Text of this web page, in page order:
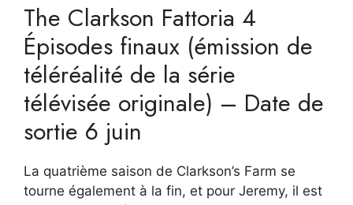
The Clarkson Fattoria 4
Épisodes finaux (émission de
téléréalité de la série
télévisée originale) – Date de
sortie 6 juin
La quatrième saison de Clarkson’s Farm se
tourne également à la fin, et pour Jeremy, il est